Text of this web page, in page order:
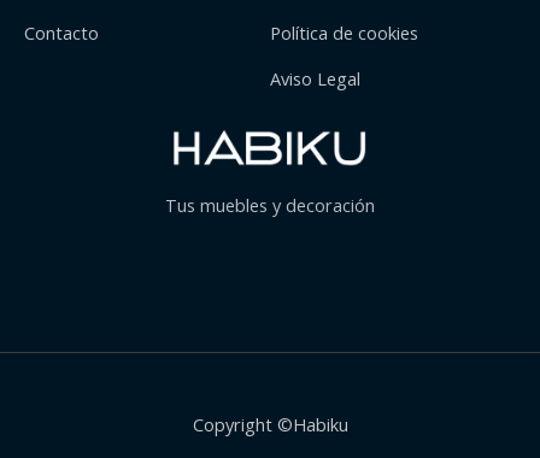
Contacto
Política de cookies
Aviso Legal
Tus muebles y decoración
Copyright ©Habiku